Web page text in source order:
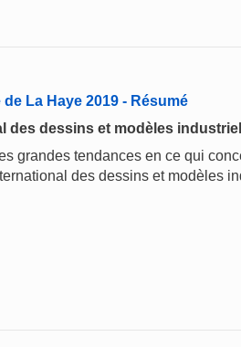
La Haye 2019 - Résumé
des dessins et modèles
grandes tendances en ce qui
des dessins et modèles